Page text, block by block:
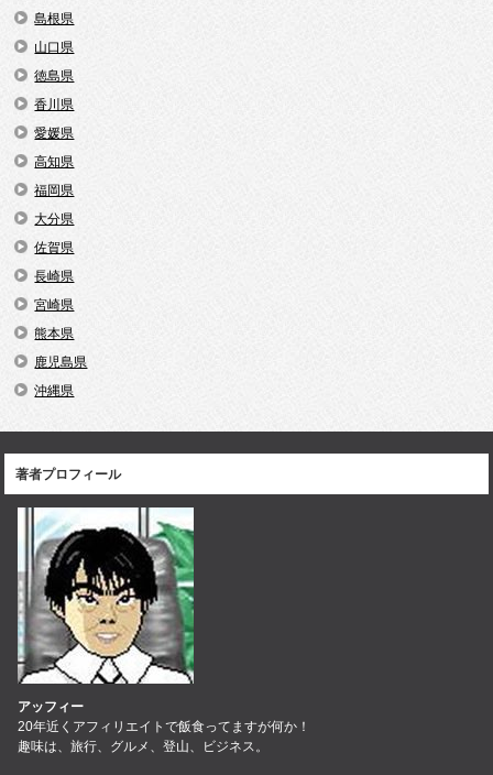
島根県
山口県
徳島県
香川県
愛媛県
高知県
福岡県
大分県
佐賀県
長崎県
宮崎県
熊本県
鹿児島県
沖縄県
著者プロフィール
アッフィー
20年近くアフィリエイトで飯食ってますが何か！
趣味は、旅行、グルメ、登山、ビジネス。